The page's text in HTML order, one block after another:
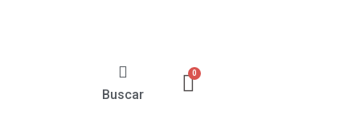
Buscar